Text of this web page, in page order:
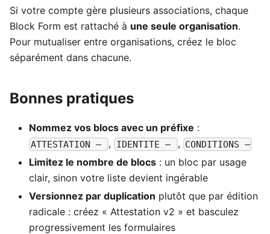
Si votre compte gère plusieurs associations, chaque
Block Form est rattaché à une seule organisation.
Pour mutualiser entre organisations, créez le bloc
séparément dans chacune.
Bonnes pratiques
Nommez vos blocs avec un préfixe :
ATTESTATION — , IDENTITE — , CONDITIONS —
Limitez le nombre de blocs : un bloc par usage
clair, sinon votre liste devient ingérable
Versionnez par duplication plutôt que par édition
radicale : créez « Attestation v2 » et basculez
progressivement les formulaires